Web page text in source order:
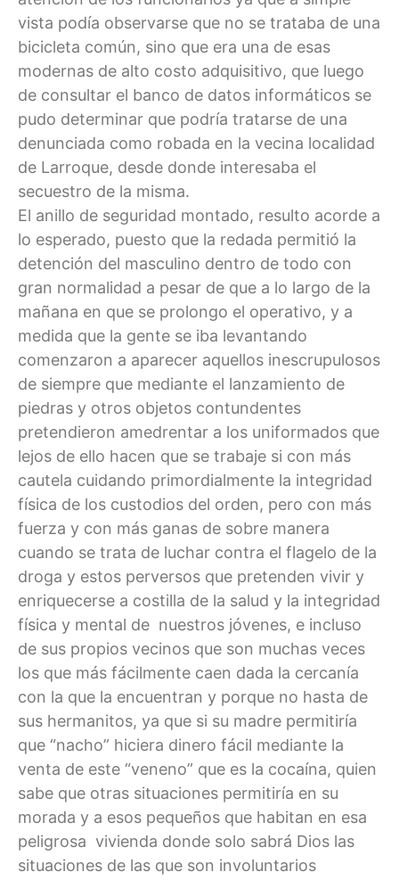
vista podía observarse que no se trataba de una
bicicleta común, sino que era una de esas
modernas de alto costo adquisitivo, que luego
de consultar el banco de datos informáticos se
pudo determinar que podría tratarse de una
denunciada como robada en la vecina localidad
de Larroque, desde donde interesaba el
secuestro de la misma.
El anillo de seguridad montado, resulto acorde a
lo esperado, puesto que la redada permitió la
detención del masculino dentro de todo con
gran normalidad a pesar de que a lo largo de la
mañana en que se prolongo el operativo, y a
medida que la gente se iba levantando
comenzaron a aparecer aquellos inescrupulosos
de siempre que mediante el lanzamiento de
piedras y otros objetos contundentes
pretendieron amedrentar a los uniformados que
lejos de ello hacen que se trabaje si con más
cautela cuidando primordialmente la integridad
física de los custodios del orden, pero con más
fuerza y con más ganas de sobre manera
cuando se trata de luchar contra el flagelo de la
droga y estos perversos que pretenden vivir y
enriquecerse a costilla de la salud y la integridad
física y mental de nuestros jóvenes, e incluso
de sus propios vecinos que son muchas veces
los que más fácilmente caen dada la cercanía
con la que la encuentran y porque no hasta de
sus hermanitos, ya que si su madre permitiría
que “nacho” hiciera dinero fácil mediante la
venta de este “veneno” que es la cocaína, quien
sabe que otras situaciones permitiría en su
morada y a esos pequeños que habitan en esa
peligrosa vivienda donde solo sabrá Dios las
situaciones de las que son involuntarios